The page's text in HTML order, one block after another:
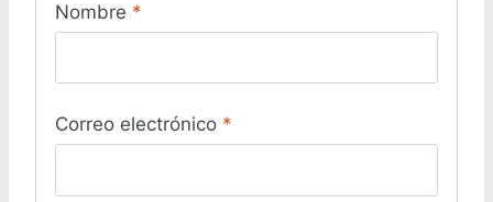
Nombre *
Correo electrónico *